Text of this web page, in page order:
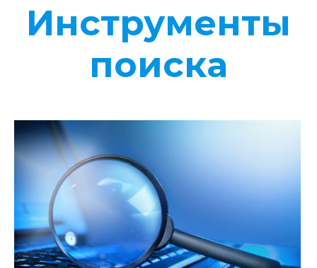
Инструменты
поиска